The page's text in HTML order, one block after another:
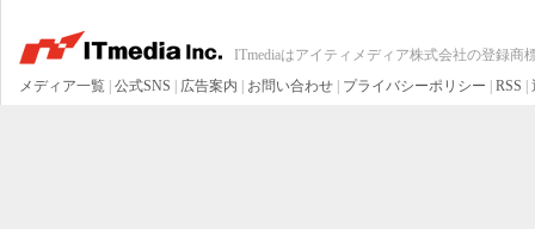
ITmediaはアイティメディア株式会社の登録商
メディア一覧 | 公式SNS | 広告案内 | お問い合わせ | プライバシーポリシー | RSS |